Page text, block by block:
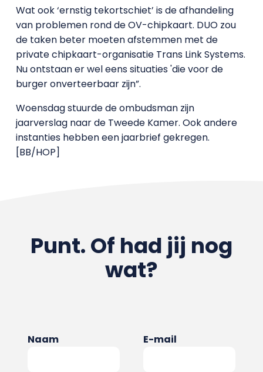
Wat ook ‘ernstig tekortschiet’ is de afhandeling
van problemen rond de OV-chipkaart. DUO zou
de taken beter moeten afstemmen met de
private chipkaart-organisatie Trans Link Systems.
Nu ontstaan er wel eens situaties 'die voor de
burger onverteerbaar zijn”.
Woensdag stuurde de ombudsman zijn
jaarverslag naar de Tweede Kamer. Ook andere
instanties hebben een jaarbrief gekregen.
[BB/HOP]
Punt. Of had jij nog
wat?
Naam E-mail